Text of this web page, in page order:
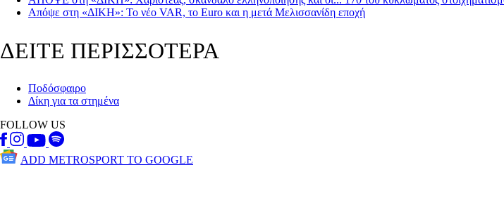
Απόψε στη «ΔΙΚΗ»: To νέο VAR, το Euro και η μετά Μελισσανίδη εποχή
ΔΕΙΤΕ ΠΕΡΙΣΣΟΤΕΡΑ
Ποδόσφαιρο
Δίκη για τα στημένα
FOLLOW US
ADD METROSPORT TO GOOGLE